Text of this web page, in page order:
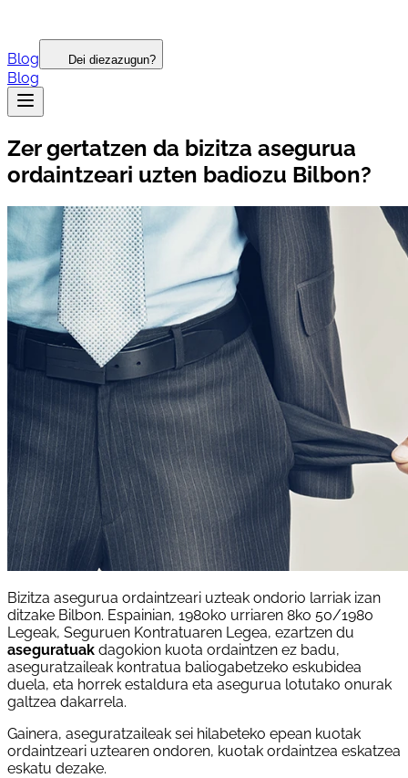
Blog Dei diezazugun?
Blog
Zer gertatzen da bizitza asegurua
ordaintzeari uzten badiozu Bilbon?
Bizitza asegurua ordaintzeari uzteak ondorio larriak izan
ditzake Bilbon. Espainian, 1980ko urriaren 8ko 50/1980
Legeak, Seguruen Kontratuaren Legea, ezartzen du
aseguratuak dagokion kuota ordaintzen ez badu,
aseguratzaileak kontratua baliogabetzeko eskubidea
duela, eta horrek estaldura eta asegurua lotutako onurak
galtzea dakarrela.
Gainera, aseguratzaileak sei hilabeteko epean kuotak
ordaintzeari uztearen ondoren, kuotak ordaintzea eskatzea
eskatu dezake.